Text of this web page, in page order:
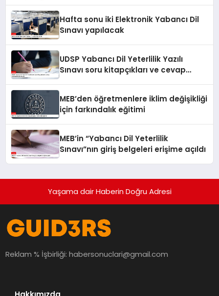
Hafta sonu iki Elektronik Yabancı Dil
Sınavı yapılacak
UDSP Yabancı Dil Yeterlilik Yazılı
Sınavı soru kitapçıkları ve cevap
MEB’den öğretmenlere iklim değişikliği
için farkındalık eğitimi
MEB’in “Yabancı Dil Yeterlilik
Sınavı”nın giriş belgeleri erişime açıldı
Yaşama dair Haberin Doğru Adresi
Reklam % İşbirliği:habersonuclari@gmail.com